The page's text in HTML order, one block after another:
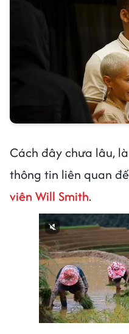
Cách đây chưa lâu,
thông tin liên quan
viên Will Smith.